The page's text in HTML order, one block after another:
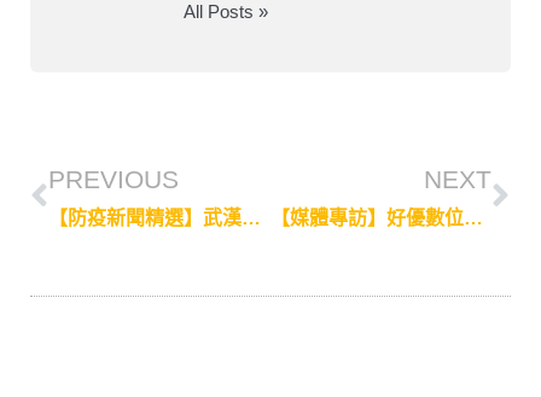
All Posts »
PREVIOUS
【防疫新聞精選】武漢肺炎新聞話題延燒，各產業如何用四大類新聞提升能見度？
NEXT
【媒體專訪】好優數位創辦人張瑋容專攻內容行銷 成企業隱形推手